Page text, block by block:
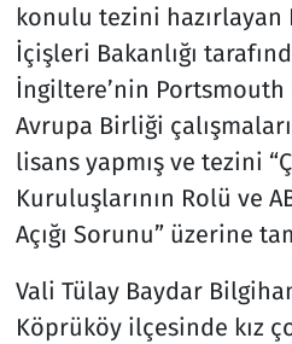
konulu tezini hazırlayan
İçişleri Bakanlığı
İngiltere’nin Portsmouth
Avrupa Birliği
lisans yapmış ve tezini
Kuruluşlarının Rolü ve
Açığı Sorunu” üzerine
Vali Tülay Baydar
Köprüköy ilçesinde kız